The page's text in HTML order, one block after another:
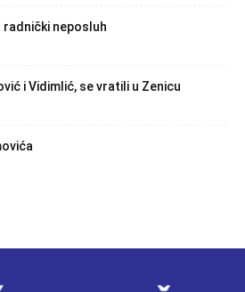
radnički neposluh
i Vidimlić, se vratili u Zenicu